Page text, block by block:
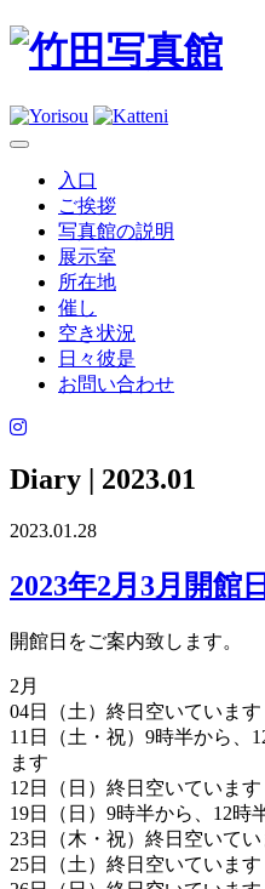
入口
ご挨拶
写真館の説明
展示室
所在地
催し
空き状況
日々彼是
お問い合わせ
Diary | 2023.01
2023.01.28
2023年2月3月開館
開館日をご案内致します。
2月
04日（土）終日空いています
11日（土・祝）9時半から、
ます
12日（日）終日空いています
19日（日）9時半から、12時
23日（木・祝）終日空いてい
25日（土）終日空いています